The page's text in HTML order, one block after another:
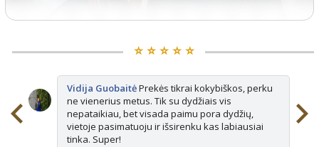
⭐️ ⭐️ ⭐️ ⭐️ ⭐️
Vidija GuobaitėPrekės tikrai kokybiškos, perku
ne vienerius metus. Tik su dydžiais vis
nepataikiau, bet visada paimu pora dydžių,
vietoje pasimatuoju ir išsirenku kas labiausiai
tinka. Super!